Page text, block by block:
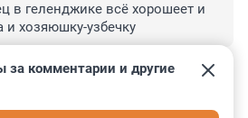
в геленджике всё хорошеет и
и хозяюшку-узбечку
–0
за комментарии и другие